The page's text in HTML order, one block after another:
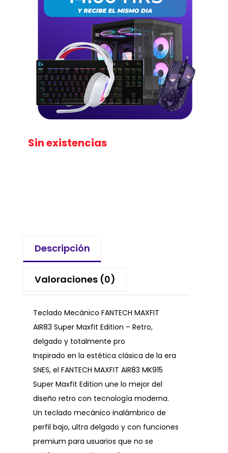
Sin existencias
Descripción
Valoraciones (0)
Teclado Mecánico FANTECH MAXFIT
AIR83 Super Maxfit Edition – Retro,
delgado y totalmente pro
Inspirado en la estética clásica de la era
SNES, el FANTECH MAXFIT AIR83 MK915
Super Maxfit Edition une lo mejor del
diseño retro con tecnología moderna.
Un teclado mecánico inalámbrico de
perfil bajo, ultra delgado y con funciones
premium para usuarios que no se